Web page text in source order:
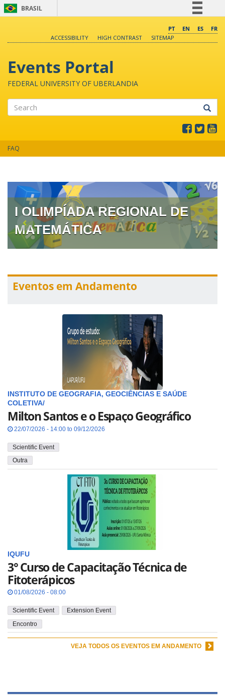
BRASIL
Comunica BR
Canais
PT EN ES
FR
ACCESSIBILITY
HIGH CONTRAST SITEMAP
Events Portal
FEDERAL UNIVERSITY OF UBERLANDIA
FAQ
I OLIMPÍADA REGIONAL DE
MATEMÁTICA
Eventos em Andamento
INSTITUTO DE GEOGRAFIA, GEOCIÊNCIAS E SAÚDE
COLETIVA/
Milton Santos e o Espaço Geográfico
22/07/2026 - 14:00 to 09/12/2026
Scientific Event
Outra
IQUFU
3° Curso de Capacitação Técnica de
Fitoterápicos
01/08/2026 - 08:00
Scientific Event
Extension Event
Encontro
VEJA TODOS OS EVENTOS EM ANDAMENTO